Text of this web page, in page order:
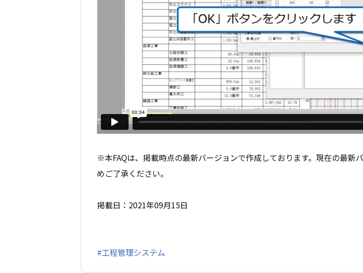
※本FAQは、掲載時点の最新バージョンで作成しております。現在の最新
めご了承ください。
掲載日：2021年09月15日
#工程管理システム